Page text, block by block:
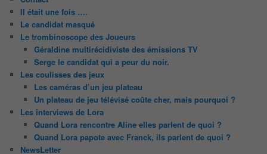
Il était une fois ….
Le candidat masqué
Le trombinoscope des Joueurs
Géraldine multirécidiviste des émissions TV
Serge le candidat qui a peur du noir.
Les coulisses des jeux
Les caméras d’un jeu plateau
Un plateau de jeu télévisé coûte cher, mais pourquoi ?
Les interviews de Lora
Quand Lora rencontre Aline elles parlent de quoi ?
Quand Lora papote avec Franck, ils parlent de quoi ?
NewsLetter